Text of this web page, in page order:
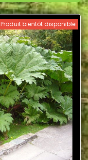
Produit bientôt disponible